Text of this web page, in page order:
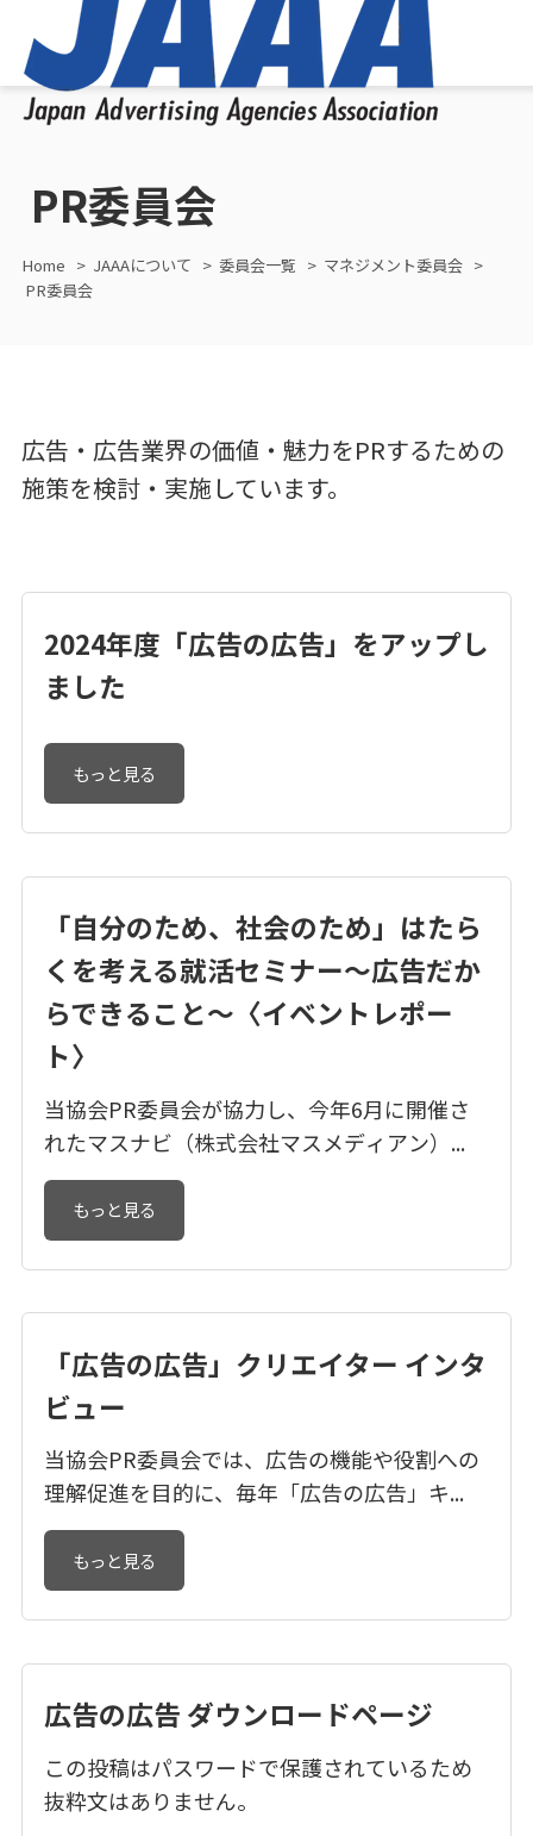
PR委員会
Home JAAAについて 委員会一覧
マネジメント委員会
PR委員会
広告・広告業界の価値・魅力をPRするための
施策を検討・実施しています。
2024年度「広告の広告」をアップし
ました
もっと見る
「自分のため、社会のため」はたら
くを考える就活セミナー～広告だか
らできること～〈イベントレポー
ト〉
当協会PR委員会が協力し、今年6月に開催さ
れたマスナビ（株式会社マスメディアン）...
もっと見る
「広告の広告」クリエイター インタ
ビュー
当協会PR委員会では、広告の機能や役割への
理解促進を目的に、毎年「広告の広告」キ...
もっと見る
広告の広告 ダウンロードページ
この投稿はパスワードで保護されているため
抜粋文はありません。